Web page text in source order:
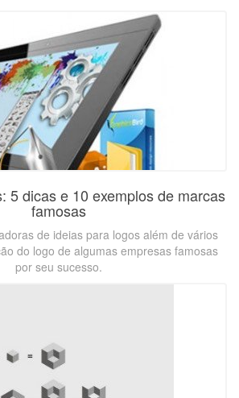
5 dicas e 10 exemplos de marcas
famosas
de ideias para logos além de vários
do logo de algumas empresas famosas
por seu sucesso.